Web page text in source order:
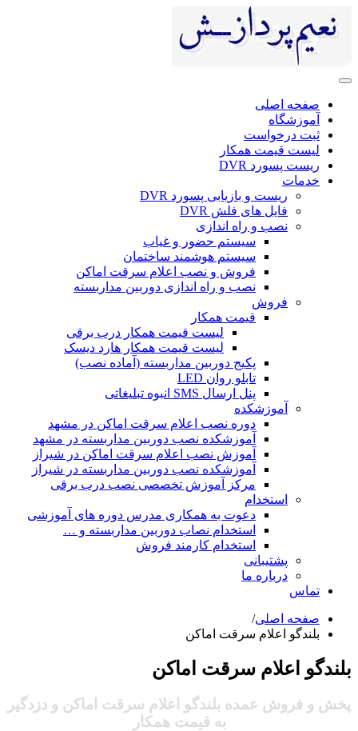
صفحه اصلی
آموزشگاه
ثبت درخواست
لیست قیمت همکار
ریست پسورد DVR
خدمات
ریست و بازیابی پسورد DVR
فایل های فلش DVR
نصب و راه اندازی
سیستم حضور و غیاب
سیستم هوشمند ساختمان
فروش و نصب اعلام سرقت اماکن
نصب و راه اندازی دوربین مداربسته
فروش
قیمت همکار
لیست قیمت همکار درب برقی
لیست قیمت همکار هارد دیسک
پکیج دوربین مداربسته (آماده نصب)
تابلو روان LED
پنل ارسال SMS انبوه تبلیغاتی
آموزشکده
دوره نصب اعلام سرقت اماکن در مشهد
آموزشکده نصب دوربین مداربسته در مشهد
آموزش نصب اعلام سرقت اماکن در شیراز
آموزشکده نصب دوربین مداربسته در شیراز
مرکز آموزش تخصصی نصب درب برقی
استخدام
دعوت به همکاری مدرس دوره های آموزشی
استخدام نصاب دوربین مداربسته و …
استخدام کارمند فروش
پشتیبانی
درباره ما
تماس
صفحه اصلی/
بلندگو اعلام سرقت اماکن
بلندگو اعلام سرقت اماکن
پخش و فروش عمده بلندگو اعلام سرقت اماکن و دزدگیر
به قیمت همکار